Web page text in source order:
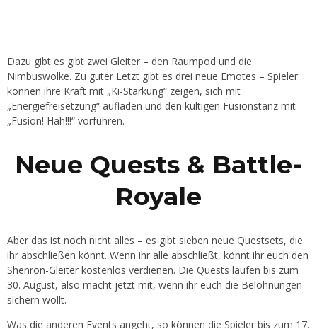
Dazu gibt es gibt zwei Gleiter – den Raumpod und die
Nimbuswolke. Zu guter Letzt gibt es drei neue Emotes – Spieler
können ihre Kraft mit „Ki-Stärkung“ zeigen, sich mit
„Energiefreisetzung“ aufladen und den kultigen Fusionstanz mit
„Fusion! Hah!!!“ vorführen.
Neue Quests & Battle-
Royale
Aber das ist noch nicht alles – es gibt sieben neue Questsets, die
ihr abschließen könnt. Wenn ihr alle abschließt, könnt ihr euch den
Shenron-Gleiter kostenlos verdienen. Die Quests laufen bis zum
30. August, also macht jetzt mit, wenn ihr euch die Belohnungen
sichern wollt.
Was die anderen Events angeht, so können die Spieler bis zum 17.